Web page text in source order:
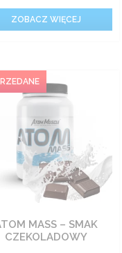
ZOBACZ WIĘCEJ
MASS – SMAK
CZEKOLADOWY